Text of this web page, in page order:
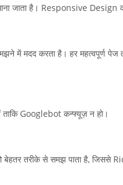
जाता है। Responsive Design
में मदद करता है। हर महत्वपूर्ण
Googlebot कन्फ्यूज़ न हो।
तरीके से समझ पाता है, जिससे